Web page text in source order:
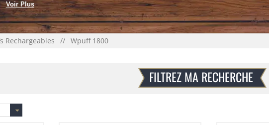
Voir Plus
Rechargeables Wpuff 1800
FILTREZ MA RECHERCHE